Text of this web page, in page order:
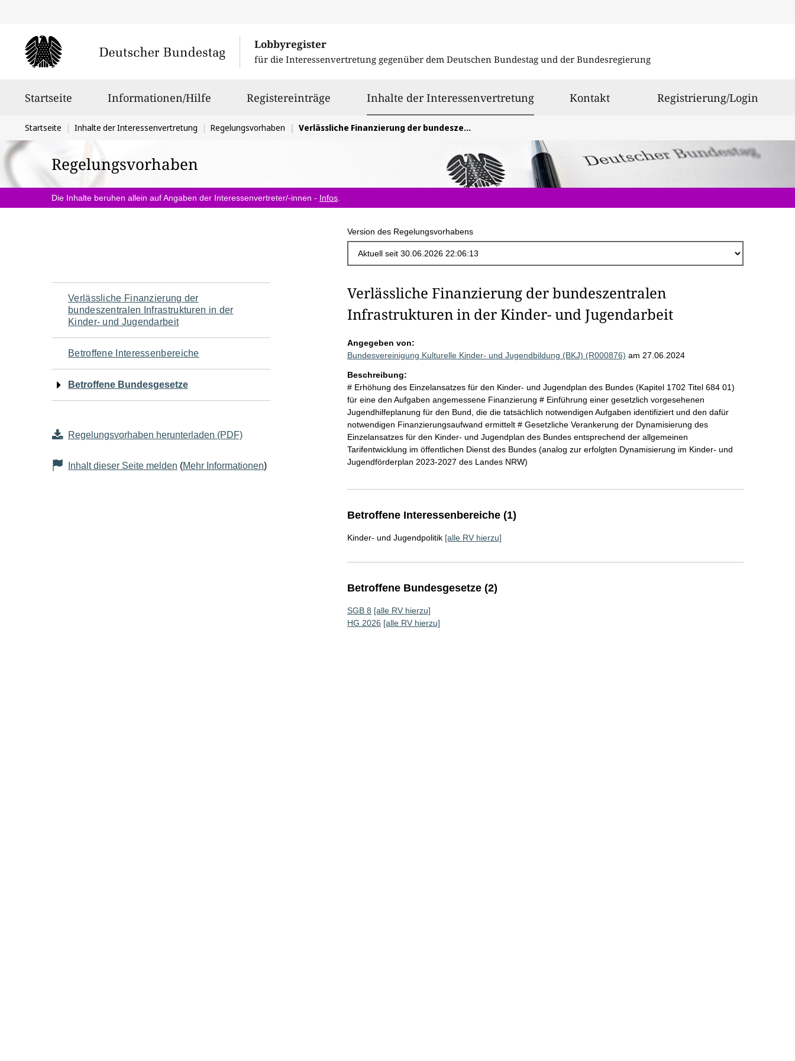
Lobbyregister
für die Interessenvertretung gegenüber dem Deutschen Bundestag und der Bundesregierung
Startseite Informationen/Hilfe Registereinträge Inhalte der Interessenvertretungausgewählt
Kontakt Registrierung/Login
Sie
befinden
sich
hier:
Startseite Inhalte der Interessenvertretung Regelungsvorhaben Verlässliche Finanzierung der bundeszentralen Infrastrukturen in der Kinder- und Jugendarbeit
Regelungsvorhaben
Die Inhalte beruhen allein auf Angaben der Interessenvertreter/-innen - Infos
Version des Regelungsvorhabens
Navigation
für
den
Seiteninhalt
Verlässliche Finanzierung der
bundeszentralen Infrastrukturen in der
Kinder- und Jugendarbeit
Betroffene Interessenbereiche
Betroffene Bundesgesetze
Regelungsvorhaben herunterladen (PDF)
Inhalt dieser Seite melden (Mehr Informationen)
Verlässliche Finanzierung der bundeszentralen
Infrastrukturen in der Kinder- und Jugendarbeit
Angegeben von:
Bundesvereinigung Kulturelle Kinder- und Jugendbildung (BKJ) (R000876) am 27.06.2024
Beschreibung:
# Erhöhung des Einzelansatzes für den Kinder- und Jugendplan des Bundes (Kapitel 1702 Titel 684 01)
für eine den Aufgaben angemessene Finanzierung # Einführung einer gesetzlich vorgesehenen
Jugendhilfeplanung für den Bund, die die tatsächlich notwendigen Aufgaben identifiziert und den dafür
notwendigen Finanzierungsaufwand ermittelt # Gesetzliche Verankerung der Dynamisierung des
Einzelansatzes für den Kinder- und Jugendplan des Bundes entsprechend der allgemeinen
Tarifentwicklung im öffentlichen Dienst des Bundes (analog zur erfolgten Dynamisierung im Kinder- und
Jugendförderplan 2023-2027 des Landes NRW)
Betroffene Interessenbereiche (1)
Kinder- und Jugendpolitik [alle RV hierzu]
Betroffene Bundesgesetze (2)
SGB 8 [alle RV hierzu]
HG 2026 [alle RV hierzu]